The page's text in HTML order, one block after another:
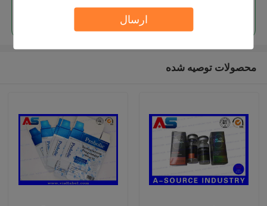
ارسال
ادامه هید
محصولات توصیه شده